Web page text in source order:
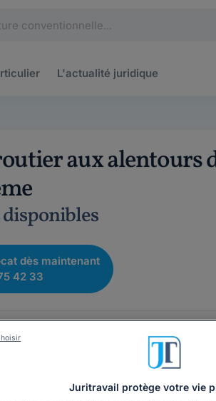
L'actualité juridique
aux alentours
disponibles
dès maintenant
42 33
LAFAY
Juritravail protège votre vie